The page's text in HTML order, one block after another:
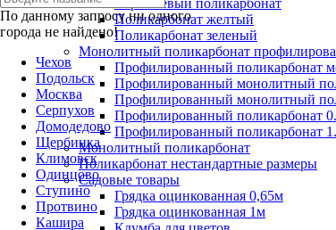
По данному запросу ни одного
города не найдено!
Чехов
Подольск
Москва
Серпухов
Домодедово
Щербинка
Климовск
Одинцово
Ступино
Протвино
Кашира
Коричневый поликарбонат
Поликарбонат желтый
Поликарбонат зеленый
Монолитный поликарбонат
Профилированный поликарбонат
Профилированный монолитный
Профилированный монолитный
Профилированный поликарбонат
Профилированный поликарбонат
Монолитный поликарбонат
Поликарбонат нестандартные размеры
Садовые товары
Грядка оцинкованная 0,65м
Грядка оцинкованная 1м